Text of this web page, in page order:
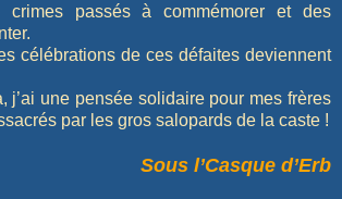
crimes passés à commémorer et des
célébrations de ces défaites deviennent
j’ai une pensée solidaire pour mes frères
par les gros salopards de la caste !
Sous l’Casque d’Erb